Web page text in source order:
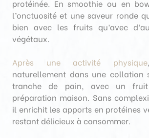
protéinée. En smoothie ou en
l’onctuosité et une saveur ronde
bien avec les fruits qu’avec
végétaux.
Après une activité physique
naturellement dans une collation
tranche de pain, avec un
préparation maison. Sans
il enrichit les apports en protéines
restant délicieux à consommer.